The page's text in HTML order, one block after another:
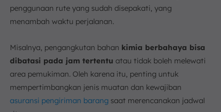
penggunaan rute yang sudah disepakati, yang
menambah waktu perjalanan.
Misalnya, pengangkutan bahan kimia berbahaya bisa
dibatasi pada jam tertentu atau tidak boleh melewati
area pemukiman. Oleh karena itu, penting untuk
mempertimbangkan jenis muatan dan kewajiban
asuransi pengiriman barang saat merencanakan jadwal